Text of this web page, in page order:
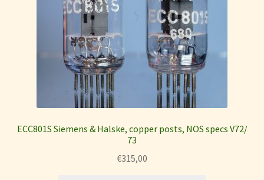
ECC801S Siemens & Halske, copper posts, NOS specs V72/
73
€315,00